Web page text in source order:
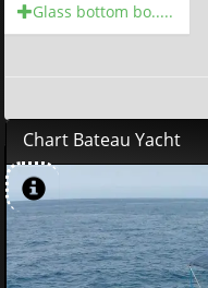
Glass bottom bo.....
Chart Bateau Yacht